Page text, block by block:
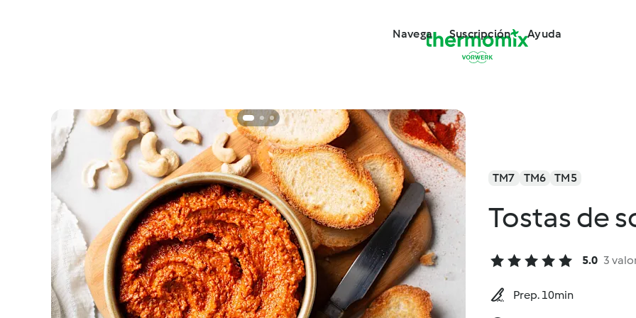
Navega Suscripción Ayuda
TM7 TM6 TM5
Tostas de
5.0 3
Prep. 10min